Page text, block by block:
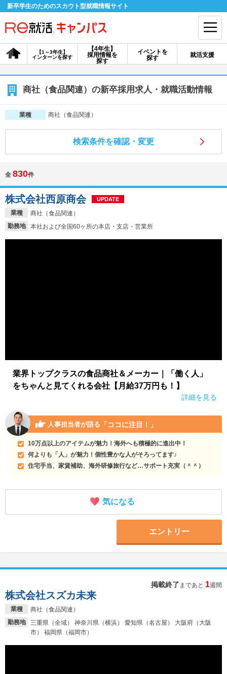
新卒学生のためのスカウト型就職情報サイト
【4年生】
採用情報を
探す
【1～3年生】
インターンを探す
イベントを
探す
就活支援
会員登録 ログイン
会員ID・パスワードを忘れた方はこちら
探す
【4年生】
【1～3年生】
イベントを探す スカウト お知らせ
就活ノウハウ・サポート
商社（食品関連）の新卒採用求人・就職活動情報
業種 商社（食品関連）
検索条件を確認・変更
全 830件
業種
商社（食品関連）
勤務地
本社および全国60ヶ所の本店・支店・営業所
株式会社西原商会 UPDATE
業界トップクラスの食品商社＆メーカー｜「働く人」
をちゃんと見てくれる会社【月給37万円も！】
詳細を見る
人事担当者が語る 「ココに注目！」
10万点以上のアイテムが魅力！海外へも積極的に進出中！
何よりも「人」が魅力！個性豊かな人がそろってます♪
住宅手当、家賃補助、海外研修旅行など…サポート充実（＾＾）
気になる
エントリー
掲載終了 まであと 1週間
業種
商社（食品関連）
勤務地
三重県（全域） 神奈川県（横浜） 愛知県（名古屋） 大阪府（大阪
市） 福岡県（福岡市）
株式会社スズカ未来